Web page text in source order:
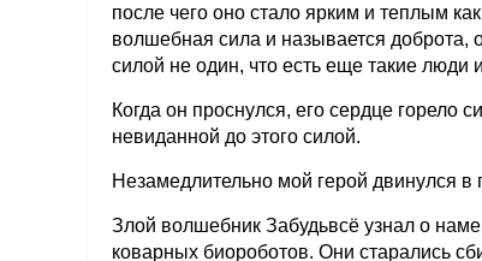
после чего оно стало ярким и теплым
волшебная сила и называется доброта,
силой не один, что есть еще такие люди
Когда он проснулся, его сердце горело
невиданной до этого силой.
Незамедлительно мой герой двинулся в
Злой волшебник Забудьвсё узнал о
коварных биороботов. Они старались